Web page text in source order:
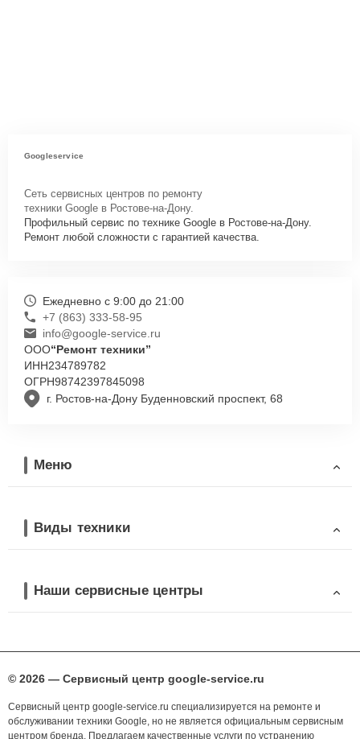
Googleservice
Сеть сервисных центров по ремонту
техники Google в Ростове-на-Дону.
Профильный сервис по технике Google в Ростове-на-Дону.
Ремонт любой сложности с гарантией качества.
г. Ростов-на-Дону Буденновский проспект, 68
Ежедневно с 9:00 до 21:00
+7 (863) 333-58-95
info@google-service.ru
ООО“Ремонт техники”
ИНН234789782
ОГРН98742397845098
Меню
Виды техники
Наши сервисные центры
© 2026 — Сервисный центр google-service.ru
Сервисный центр google-service.ru специализируется на ремонте и
обслуживании техники Google, но не является официальным сервисным
центром бренда. Предлагаем качественные услуги по устранению